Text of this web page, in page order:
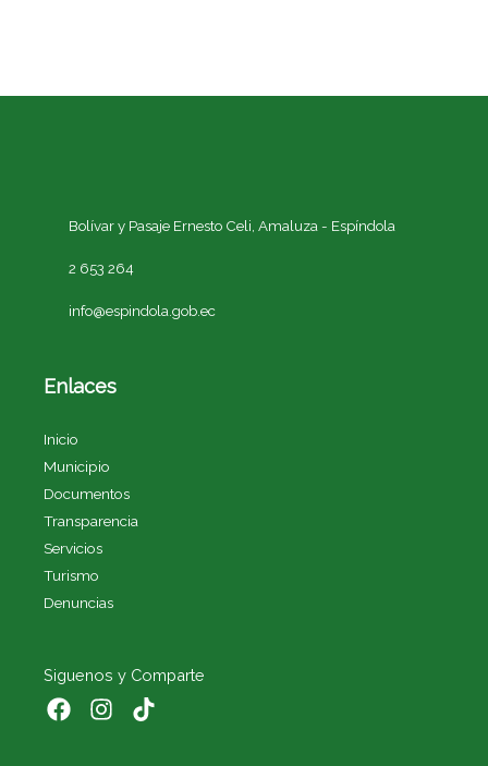
Bolívar y Pasaje Ernesto Celi, Amaluza - Espíndola
2 653 264
info@espindola.gob.ec
Enlaces
Inicio
Municipio
Documentos
Transparencia
Servicios
Turismo
Denuncias
Siguenos y Comparte